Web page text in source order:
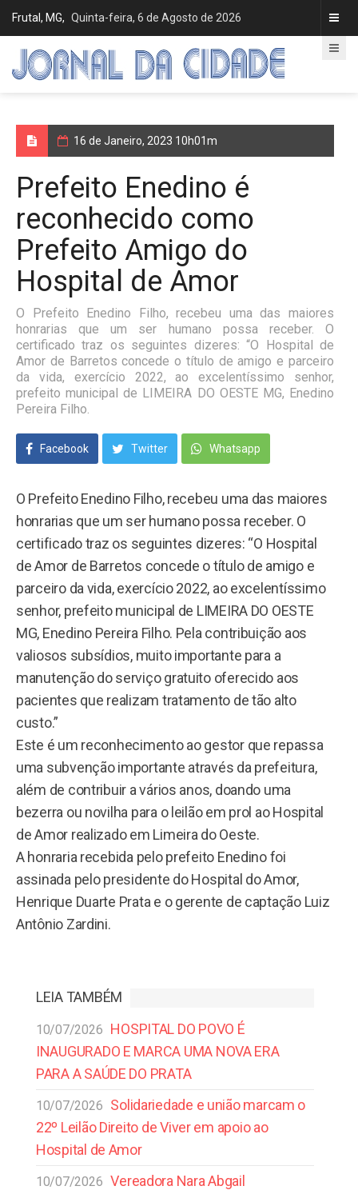
Frutal, MG, Quinta-feira, 6 de Agosto de 2026
16 de Janeiro, 2023 10h01m
Prefeito Enedino é
reconhecido como
Prefeito Amigo do
Hospital de Amor
O Prefeito Enedino Filho, recebeu uma das maiores
honrarias que um ser humano possa receber. O
certificado traz os seguintes dizeres: “O Hospital de
Amor de Barretos concede o título de amigo e parceiro
da vida, exercício 2022, ao excelentíssimo senhor,
prefeito municipal de LIMEIRA DO OESTE MG, Enedino
Pereira Filho.
Facebook Twitter Whatsapp
O Prefeito Enedino Filho, recebeu uma das maiores
honrarias que um ser humano possa receber. O
certificado traz os seguintes dizeres: “O Hospital
de Amor de Barretos concede o título de amigo e
parceiro da vida, exercício 2022, ao excelentíssimo
senhor, prefeito municipal de LIMEIRA DO OESTE
MG, Enedino Pereira Filho. Pela contribuição aos
valiosos subsídios, muito importante para a
manutenção do serviço gratuito oferecido aos
pacientes que realizam tratamento de tão alto
custo.”
Este é um reconhecimento ao gestor que repassa
uma subvenção importante através da prefeitura,
além de contribuir a vários anos, doando uma
bezerra ou novilha para o leilão em prol ao Hospital
de Amor realizado em Limeira do Oeste.
A honraria recebida pelo prefeito Enedino foi
assinada pelo presidente do Hospital do Amor,
Henrique Duarte Prata e o gerente de captação Luiz
Antônio Zardini.
LEIA TAMBÉM
10/07/2026 HOSPITAL DO POVO É
INAUGURADO E MARCA UMA NOVA ERA
PARA A SAÚDE DO PRATA
10/07/2026 Solidariedade e união marcam o
22º Leilão Direito de Viver em apoio ao
Hospital de Amor
10/07/2026 Vereadora Nara Abgail